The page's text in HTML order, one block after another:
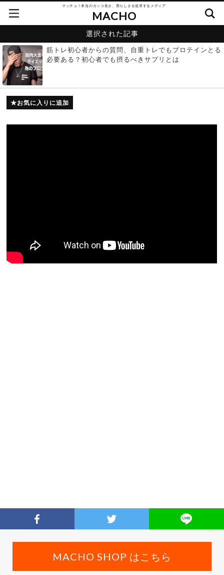
マッチョ！本当のカッコ良さ、男らしさを追求するメディア
MACHO
選択された記事
筋トレ初心者からの質問、自重トレでもプロテインとる
必要ある？初心者でも摂るべきサプリとは
お気に入りに追加
MACHO SHOP はこちら